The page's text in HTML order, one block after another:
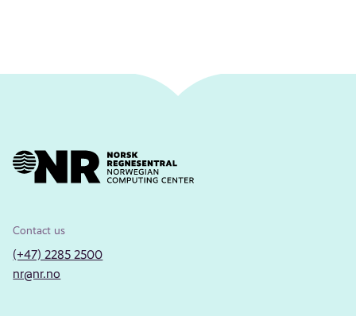
Contact us
(+47) 2285 2500
nr@nr.no